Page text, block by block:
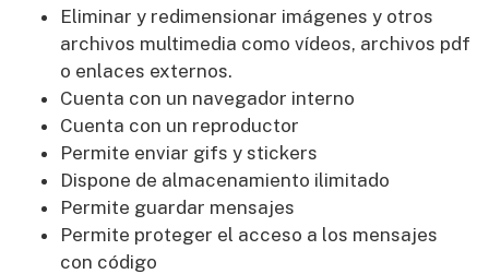
Eliminar y redimensionar imágenes y otros
archivos multimedia como vídeos, archivos pdf
o enlaces externos.
Cuenta con un navegador interno
Cuenta con un reproductor
Permite enviar gifs y stickers
Dispone de almacenamiento ilimitado
Permite guardar mensajes
Permite proteger el acceso a los mensajes
con código